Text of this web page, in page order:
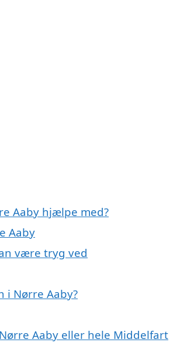
Aaby hjælpe med?
Aaby
være tryg ved
i Nørre Aaby?
Aaby eller hele Middelfart